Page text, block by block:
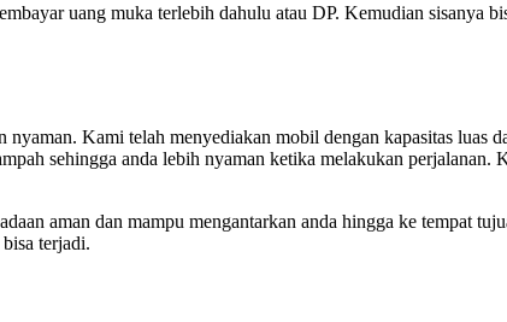
uang muka terlebih dahulu atau DP. Kemudian sisanya
Kami telah menyediakan mobil dengan kapasitas
sehingga anda lebih nyaman ketika melakukan
aman dan mampu mengantarkan anda hingga ke tempat
terjadi.